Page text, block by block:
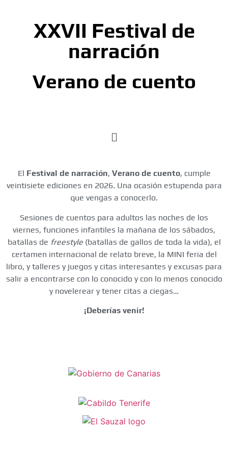
XXVII Festival de
narración
Verano de cuento
El Festival de narración, Verano de cuento, cumple
veintisiete ediciones en 2026. Una ocasión estupenda para
que vengas a conocerlo.
Sesiones de cuentos para adultos las noches de los
viernes, funciones infantiles la mañana de los sábados,
batallas de freestyle(batallas de gallos de toda la vida), el
certamen internacional de relato breve, la MINI feria del
libro, y talleres y juegos y citas interesantes y excusas para
salir a encontrarse con lo conocido y con lo menos conocido
y novelerear y tener citas a ciegas…
¡Deberías venir!